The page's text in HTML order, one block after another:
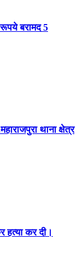
बरामद 5
थाना क्षेत्र
हत्या कर दी।